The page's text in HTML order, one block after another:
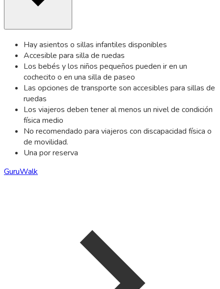
Hay asientos o sillas infantiles disponibles
Accesible para silla de ruedas
Los bebés y los niños pequeños pueden ir en un
cochecito o en una silla de paseo
Las opciones de transporte son accesibles para sillas de
ruedas
Los viajeros deben tener al menos un nivel de condición
física medio
No recomendado para viajeros con discapacidad física o
de movilidad.
Una por reserva
GuruWalk